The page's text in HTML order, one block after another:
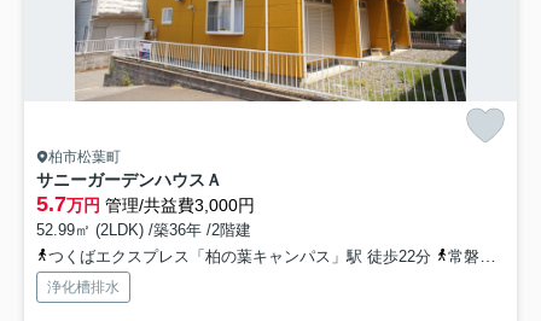
柏市松葉町
サニーガーデンハウスＡ
5.7万円 管理/共益費3,000円
52.99㎡ (2LDK) /築36年 /2階建
つくばエクスプレス「柏の葉キャンパス」駅 徒歩22分
常磐緩行線「北柏」駅 徒歩40分
浄化槽排水